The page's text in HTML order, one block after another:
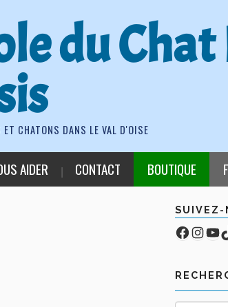
du
CHATONS DANS LE VAL D'OISE
AIDER CONTACT BOUTIQUE
SUIVEZ-
Compte